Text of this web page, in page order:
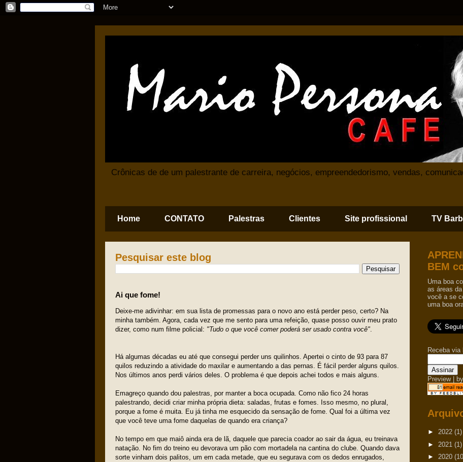
Crônicas de de um palestrante de carreira, negócios, empreendedorismo, vendas,
Home CONTATO Palestras Clientes Site profissional TV
Pesquisar este blog
Ai que fome!
Deixe-me adivinhar: em sua lista de promessas para o novo ano está perder peso, certo? Na
minha também. Agora, cada vez que me sento para uma refeição, quase posso ouvir meu prato
dizer, como num filme policial: "Tudo o que você comer poderá ser usado contra você".
Há algumas décadas eu até que consegui perder uns quilinhos. Apertei o cinto de 93 para 87
quilos reduzindo a atividade do maxilar e aumentando a das pernas. É fácil perder alguns quilos.
Nos últimos anos perdi vários deles. O problema é que depois achei todos e mais alguns.
Emagreço quando dou palestras, por manter a boca ocupada. Como não fico 24 horas
palestrando, decidi criar minha própria dieta: saladas, frutas e fomes. Isso mesmo, no plural,
porque a fome é muita. Eu já tinha me esquecido da sensação de fome. Qual foi a última vez
que você teve uma fome daquelas de quando era criança?
No tempo em que maiô ainda era de lã, daquele que parecia coador ao sair da água, eu treinava
natação. No fim do treino eu devorava um pão com mortadela na cantina do clube. Quando dava
sorte vinham dois palitos, um em cada metade, que eu segurava com os dedos enrugados,
BEM
Uma boa
as áreas
você a se
uma boa
Receba via
Preview| by
► 2022 (1)
► 2021 (1)
► 2020